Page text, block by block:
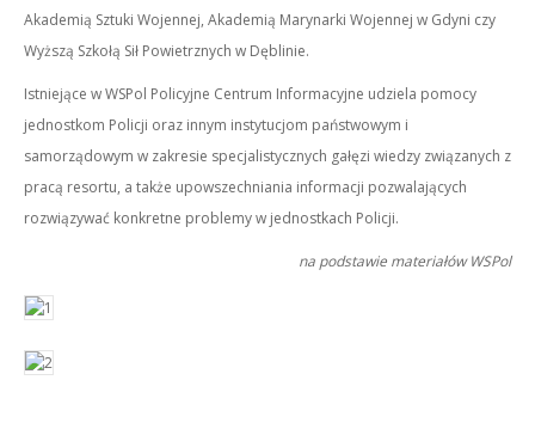
Akademią Sztuki Wojennej, Akademią Marynarki Wojennej w Gdyni czy
Wyższą Szkołą Sił Powietrznych w Dęblinie.
Istniejące w WSPol Policyjne Centrum Informacyjne udziela pomocy
jednostkom Policji oraz innym instytucjom państwowym i
samorządowym w zakresie specjalistycznych gałęzi wiedzy związanych z
pracą resortu, a także upowszechniania informacji pozwalających
rozwiązywać konkretne problemy w jednostkach Policji.
na podstawie materiałów WSPol